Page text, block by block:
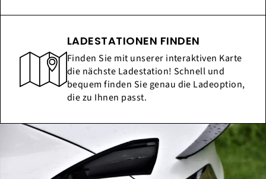
LADESTATIONEN FINDEN
Finden Sie mit unserer interaktiven Karte
die nächste Ladestation! Schnell und
bequem finden Sie genau die Ladeoption,
die zu Ihnen passt.